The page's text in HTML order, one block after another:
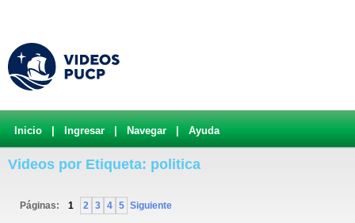
Inicio Ingresar Navegar Ayuda
Videos por Etiqueta: politica
Páginas: 1 2 3 4 5 Siguiente